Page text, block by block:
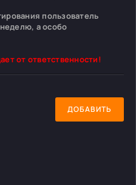
пользователь
а особо
от ответственности!
ДОБАВИТЬ